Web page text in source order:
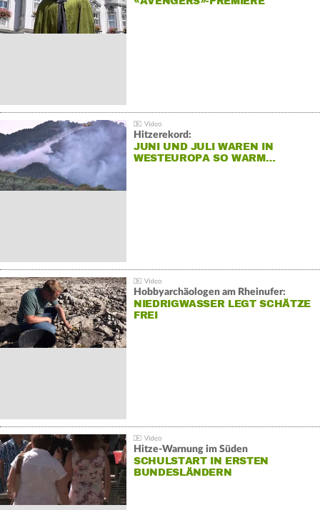
Hitzerekord:
JUNI UND JULI WAREN IN
WESTEUROPA SO WARM…
Hobbyarchäologen am Rheinufer:
NIEDRIGWASSER LEGT SCHÄTZE
FREI
Hitze-Warnung im Süden
SCHULSTART IN ERSTEN
BUNDESLÄNDERN